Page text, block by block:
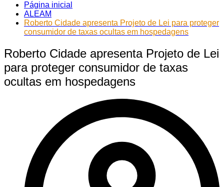
Página inicial
ALEAM
Roberto Cidade apresenta Projeto de Lei para proteger
consumidor de taxas ocultas em hospedagens
Roberto Cidade apresenta Projeto de Lei
para proteger consumidor de taxas
ocultas em hospedagens